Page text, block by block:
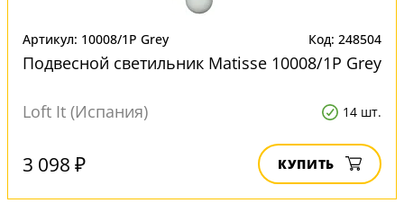
Артикул: 10008/1P Grey Код: 248504
Подвесной светильник Matisse 10008/1P Grey
Loft It (Испания) 14 шт.
3 098 ₽ КУПИТЬ